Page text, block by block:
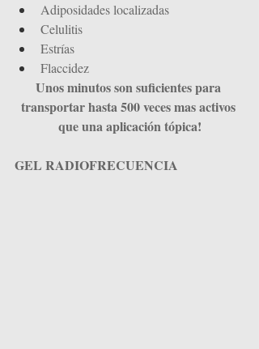
Adiposidades localizadas
Celulitis
Estrías
Flaccidez
Unos minutos son suficientes para
transportar hasta 500 veces mas activos
que una aplicación tópica!
GEL RADIOFRECUENCIA